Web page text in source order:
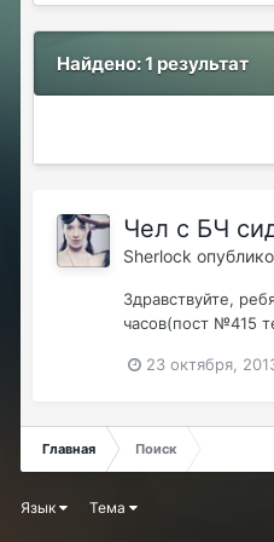
Найдено: 1 результат
Чел с БЧ
Sherlock
Здравствуйте,
часов(пост №415
23 октября,
Главная Поиск
Язык Тема